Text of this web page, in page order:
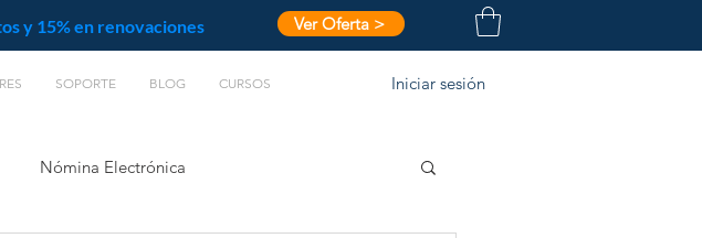
y 15% en renovaciones Ver Oferta >
SOPORTE BLOG CURSOS Iniciar sesión
Nómina Electrónica